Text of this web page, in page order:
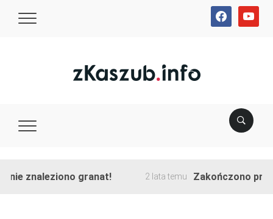
facebookyoutube
granat! 2 lata temu Zakończono